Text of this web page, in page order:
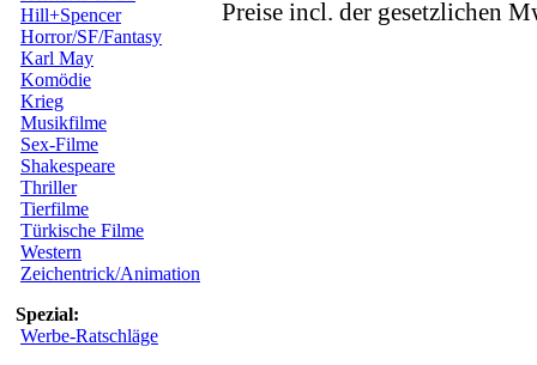
Hill+Spencer
Horror/SF/Fantasy
Karl May
Komödie
Krieg
Musikfilme
Sex-Filme
Shakespeare
Thriller
Tierfilme
Türkische Filme
Western
Zeichentrick/Animation
Spezial:
Werbe-Ratschläge
Preise incl. der gesetzlichen